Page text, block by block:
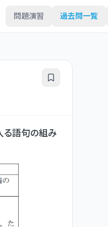
問題演習 過去問一覧
る語句の組み